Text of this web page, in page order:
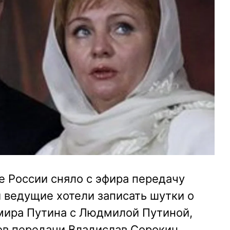
сняло с эфира передачу
хотели записать шутки о
Путина с Людмилой Путиной,